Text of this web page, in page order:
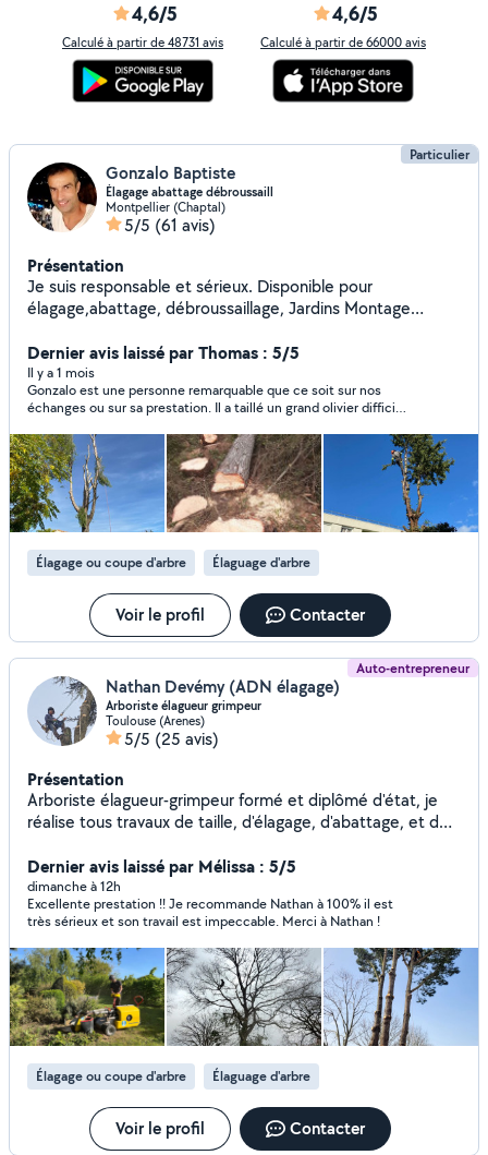
4,6/5
Calculé à partir de 48731 avis
4,6/5
Calculé à partir de 66000 avis
Particulier
Gonzalo Baptiste
Élagage abattage débroussaill
Montpellier (Chaptal)
5/5 (61 avis)
Présentation
Je suis responsable et sérieux. Disponible pour
élagage,abattage, débroussaillage, Jardins Montage
Dernier avis laissé par Thomas : 5/5
Il y a 1 mois
Gonzalo est une personne remarquable que ce soit sur nos
échanges ou sur sa prestation. Il a taillé un grand olivier difficile
gentillesse, sa ponctualité et le chantier laissé parfaitement
propre ! Je recommande les yeux fermés !
Élagage ou coupe d'arbre Élaguage d'arbre
Voir le profil Contacter
Auto-entrepreneur
Nathan Devémy (ADN élagage)
Arboriste élagueur grimpeur
Toulouse (Arenes)
5/5 (25 avis)
Présentation
Arboriste élagueur-grimpeur formé et diplômé d'état, je
réalise tous travaux de taille, d'élagage, d'abattage, et de
Passionné et respectueux de l'arbre et de son milieu, je
suis à votre écoute pour vous conseiller au mieux dans la
gestion de votre patrimoine arboré. Je propose
également la taille et le rabattage de haies, le
débroussaillage et le broyage de branches. N'hésitez pas à
me contacter pour toute demande. Assurance
professionnelle toutes hauteurs, travaux sur corde ou en
nacelle.
Dernier avis laissé par Mélissa : 5/5
dimanche à 12h
Excellente prestation !! Je recommande Nathan à 100% il est
très sérieux et son travail est impeccable. Merci à Nathan !
Élagage ou coupe d'arbre Élaguage d'arbre
Voir le profil Contacter